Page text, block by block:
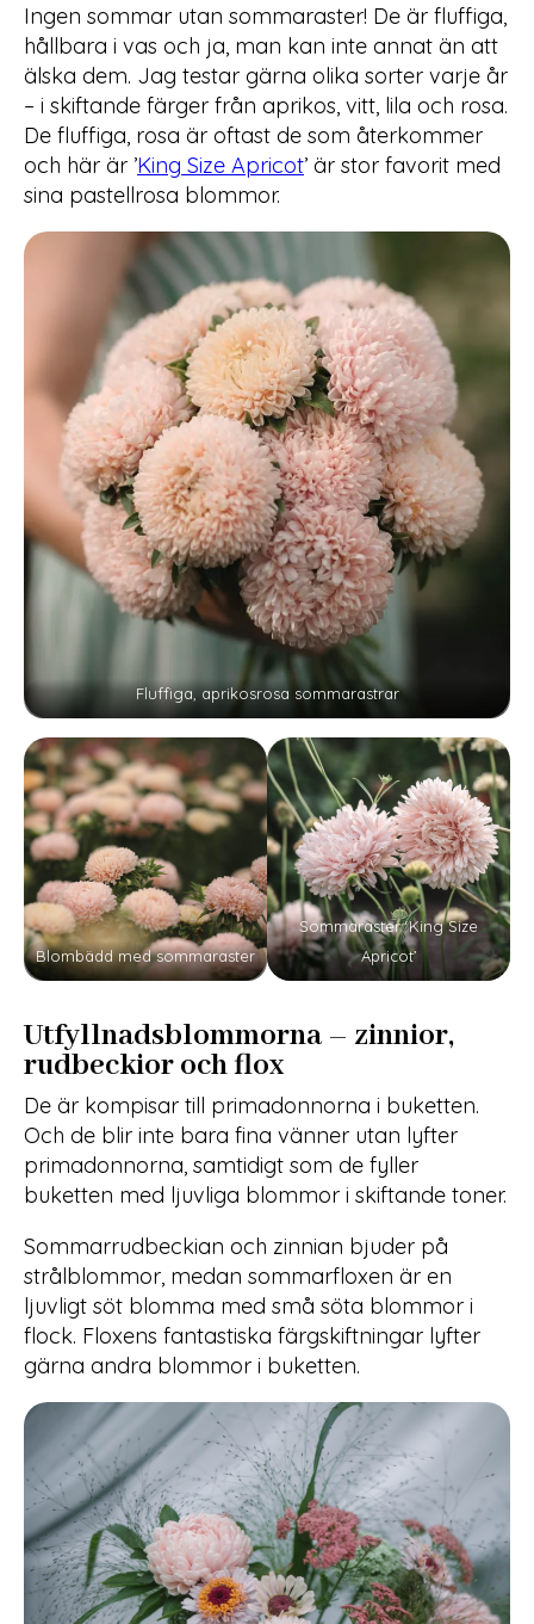
Ingen sommar utan sommaraster! De är fluffiga,
hållbara i vas och ja, man kan inte annat än att
älska dem. Jag testar gärna olika sorter varje år
– i skiftande färger från aprikos, vitt, lila och rosa.
De fluffiga, rosa är oftast de som återkommer
och här är ’King Size Apricot’ är stor favorit med
sina pastellrosa blommor.
Fluffiga, aprikosrosa sommarastrar
Blombädd med sommaraster
Sommaraster ‘King Size
Apricot’
Utfyllnadsblommorna – zinnior,
rudbeckior och flox
De är kompisar till primadonnorna i buketten.
Och de blir inte bara fina vänner utan lyfter
primadonnorna, samtidigt som de fyller
buketten med ljuvliga blommor i skiftande toner.
Sommarrudbeckian och zinnian bjuder på
strålblommor, medan sommarfloxen är en
ljuvligt söt blomma med små söta blommor i
flock. Floxens fantastiska färgskiftningar lyfter
gärna andra blommor i buketten.